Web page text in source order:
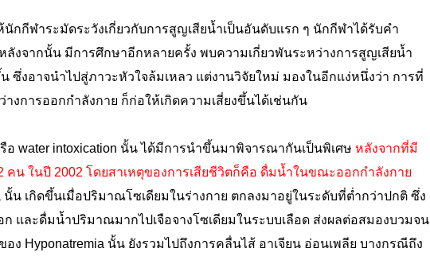
นักกีฬาระมัดระวังเกี่ยวกับการสูญเสียน้ำเป็นอันดับแรก ๆ นักกีฬาได้รับคำ
งจากนั้น มีการศึกษาอีกหลายครั้ง พบความเกี่ยวพันระหว่างการสูญเสียน้ำ
ซึ่งอาจนำไปสู่ภาวะหัวใจล้มเหลว แต่งานวิจัยใหม่ มองในอีกแง่หนึ่งว่า การที่
างการออกกำลังกาย ก็ก่อให้เกิดความเสี่ยงขึ้นได้เช่นกัน
อ water intoxication นั้น ได้มีการนำขึ้นมาพิจารณากันเป็นพิเศษ หลังจากที่มี
คน ในปี 2002 โดยสาเหตุของการเสียชีวิตก็คือ ดื่มน้ำในขณะออกกำลังกาย
นั้น เกิดขึ้นเมื่อปริมาณโซเดียมในร่างกาย ตกลงมาอยู่ในระดับที่ต่ำกว่าปกติ ซึ่ง
อก และดื่มน้ำปริมาณมากไปเจือจางโซเดียมในระบบเลือด ส่งผลต่อสมองบวมจน
ง Hyponatremia นั้น ยังรวมไปถึงการคลื่นไส้ อาเจียน อ่อนเพลีย บางกรณีถึง